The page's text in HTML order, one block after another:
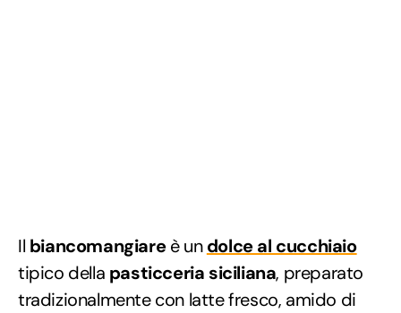
Il biancomangiareè undolce al cucchiaio
tipico della pasticceria siciliana, preparato
tradizionalmente con latte fresco, amido di